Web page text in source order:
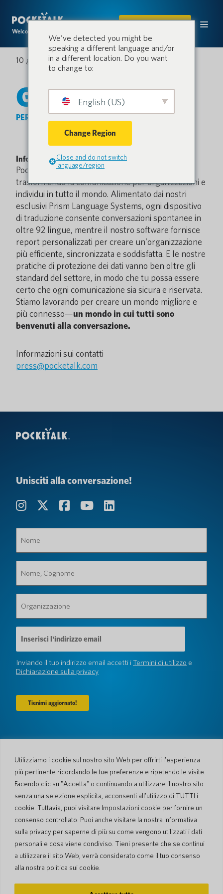
Utilizziamo i cookie sul nostro sito Web per offrirti l'esperienza
più pertinente ricordando le tue preferenze e ripetendo le visite.
Facendo clic su "Accetta" o continuando a utilizzare il nostro sito
senza una selezione esplicita, acconsenti all'utilizzo di TUTTI i
cookie. Tuttavia, puoi visitare Impostazioni cookie per fornire un
consenso controllato. Puoi anche visitare la nostra Informativa
sulla privacy per saperne di più su come vengono utilizzati i dati
personali e cosa viene condiviso. Tieni presente che se continui
a utilizzare il sito Web, verrà considerato come il tuo consenso
alla nostra politica sui cookie.
Welcome to the conversation.
ACQUISTARE
10 gennaio 2020
Genitori
PER SAPERNE DI PIÙ
Informazioni su Pocketalk
Pocketalk è il leader globale nella traduzione,
trasformando la comunicazione per organizzazioni e
individui in tutto il mondo. Alimentato dai nostri
esclusivi Prism Language Systems, ogni dispositivo
di traduzione consente conversazioni spontanee in
oltre 92 lingue, mentre il nostro software fornisce
report personalizzati per creare un'organizzazione
più efficiente, sincronizzata e soddisfatta. E le nostre
pratiche di protezione dei dati vanno ben oltre gli
standard del settore, in modo che tu possa essere
certo che ogni comunicazione sia sicura e riservata.
Stiamo lavorando per creare un mondo migliore e
più connesso—un mondo in cui tutti sono
benvenuti alla conversazione.
Informazioni sui contatti
press@pocketalk.com
Unisciti alla conversazione!
(Obbligatorio)
Cognome
(Obbligatorio)
(Obbligatorio)
Indirizzo
e-
mail
(Obbligatorio)
Inviando il tuo indirizzo email accetti iTermini di utilizzo e
Dichiarazione sulla privacy
Chi siamo
Lingue e Nazioni
Blog
Newsroom
#AllSpokenHere
Supporto
Servizio Clienti
Processo spedizione di
ritorno
Processo di spedizione
Garanzia limitata
Sicurezza PocketTalk
Contattaci
Richiesta
We've detected you might be
speaking a different language and/or
in a different location. Do you want
to change to:
English (US)
Change Region
Close and do not switch
language/region